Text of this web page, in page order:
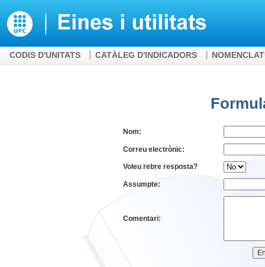
CODIS D'UNITATS CATÀLEG D'INDICADORS
Nom:
Correu electrònic:
Voleu rebre resposta?
Assumpte:
Comentari: